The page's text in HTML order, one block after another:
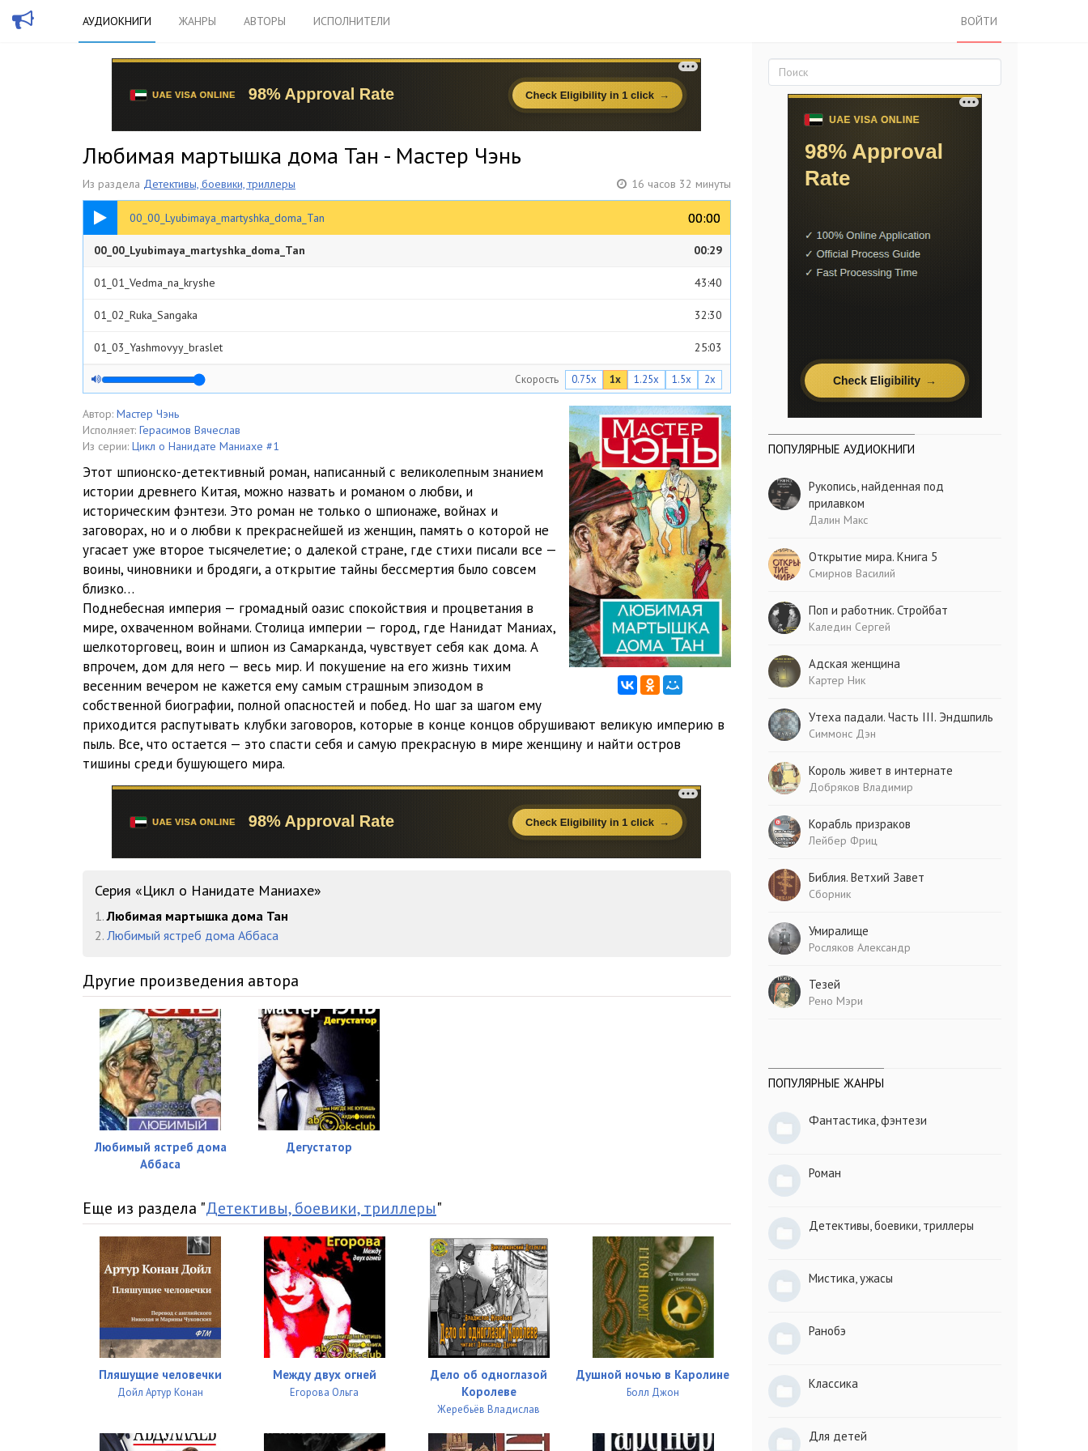
АУДИОКНИГИ ЖАНРЫ АВТОРЫ ИСПОЛНИТЕЛИ ВОЙТИ
Любимая мартышка дома Тан - Мастер Чэнь
Из раздела Детективы, боевики, триллеры 16 часов 32 минуты
00_00_Lyubimaya_martyshka_doma_Tan 00:00
00:00
00:29
00_00_Lyubimaya_martyshka_doma_Tan 00:29
01_01_Vedma_na_kryshe 43:40
01_02_Ruka_Sangaka 32:30
01_03_Yashmovyy_braslet 25:03
01_04_Nekromanty_otraviteli_i_printsy 23:29
01_05_Mogila_imperatritsy 26:36
01_06_Chernoe_vino_iz_Erva 33:07
01_07_Bolshoy_zapadnyy_prohod 37:25
02_08_Prekrasnaya_Yan 34:11
02_09_Karavany_dolzhny_idti 46:46
02_10_Litsa_tsvety_zemli 52:37
02_11_Polkovodets 33:31
02_12_Nezhnaya_osen_Chanyani 36:52
02_13_A_chto_tam_-_dalshe_na_Zapad 31:56
02_14_Dve_imperii
03_15_Udar
03_16_Proschanie_s_Yukukom
16:18
03_18_Proschanie_s_gospozhoy_Yan
03_20_Prozanie_s_karlikami
03_21_Gorkiy_dym
03_23_Stantsiya_Mavey 34:27
03_24_Na_vostochnye_ostrovabratets
04_25_Master_Vey_master_I_Master_Shi_i_drugie
04_26_Velikaya_reka
04_27_Guanchzhou
04_28_Lichzhi_dlya_dragotsentostey_Yan
05_00_Epilog 14:04
Скорость 0.75x 1x 1.25x 1.5x 2x
Автор: Мастер Чэнь
Исполняет: Герасимов Вячеслав
Из серии: Цикл о Нанидате Маниахе #1
Этот шпионско-детективный роман, написанный с великолепным знанием
истории древнего Китая, можно назвать и романом о любви, и
историческим фэнтези. Это роман не только о шпионаже, войнах и
заговорах, но и о любви к прекраснейшей из женщин, память о которой не
угасает уже второе тысячелетие; о далекой стране, где стихи писали все —
воины, чиновники и бродяги, а открытие тайны бессмертия было совсем
близко…
Поднебесная империя — громадный оазис спокойствия и процветания в
мире, охваченном войнами. Столица империи — город, где Нанидат Маниах,
шелкоторговец, воин и шпион из Самарканда, чувствует себя как дома. А
впрочем, дом для него — весь мир. И покушение на его жизнь тихим
весенним вечером не кажется ему самым страшным эпизодом в
собственной биографии, полной опасностей и побед. Но шаг за шагом ему
приходится распутывать клубки заговоров, которые в конце концов обрушивают великую империю в
пыль. Все, что остается — это спасти себя и самую прекрасную в мире женщину и найти остров
тишины среди бушующего мира.
Серия «Цикл о Нанидате Маниахе»
1. Любимая мартышка дома Тан
2. Любимый ястреб дома Аббаса
Другие произведения автора
Любимый ястреб дома
Аббаса
Дегустатор
Еще из раздела "Детективы, боевики, триллеры"
Пляшущие человечки
Дойл Артур Конан
Между двух огней
Егорова Ольга
Дело об одноглазой
Королеве
Жеребьёв Владислав
Душной ночью в Каролине
Болл Джон
ПОПУЛЯРНЫЕ АУДИОКНИГИ
Рукопись, найденная под
прилавком
Далин Макс
Открытие мира. Книга 5
Смирнов Василий
Поп и работник. Стройбат
Каледин Сергей
Адская женщина
Картер Ник
Утеха падали. Часть III. Эндшпиль
Симмонс Дэн
Король живет в интернате
Добряков Владимир
Корабль призраков
Лейбер Фриц
Библия. Ветхий Завет
Сборник
Умиралище
Росляков Александр
Тезей
Рено Мэри
ПОПУЛЯРНЫЕ ЖАНРЫ
Фантастика, фэнтези
Роман
Детективы, боевики, триллеры
Мистика, ужасы
Ранобэ
Классика
Для детей